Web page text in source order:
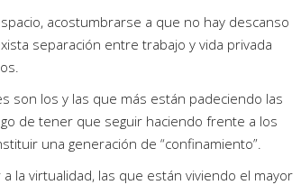
acostumbrarse a que no hay descanso
separación entre trabajo y vida privada
son los y las que más están padeciendo las
de tener que seguir haciendo frente a los
una generación de “confinamiento”.
la virtualidad, las que están viviendo el mayor